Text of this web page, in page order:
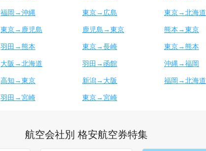
福岡→沖縄 東京→広島 東京→北海道
東京→鹿児島 鹿児島→東京 熊本→東京
羽田→熊本 東京→長崎 東京→熊本
大阪→北海道 羽田→函館 沖縄→福岡
高知→東京 新潟→大阪 福岡→北海道
羽田→宮崎 東京→宮崎
航空会社別 格安航空券特集